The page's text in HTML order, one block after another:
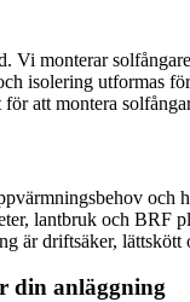
monterar
isolering utformas
att montera
lantbruk och
är driftsäker, lättskött
din anläggning